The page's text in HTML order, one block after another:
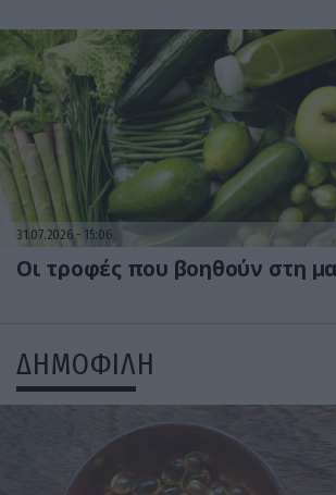
31.07.2026 15:06
Οι τροφές που βοηθούν στη
ΔΗΜΟΦΙΛΗ